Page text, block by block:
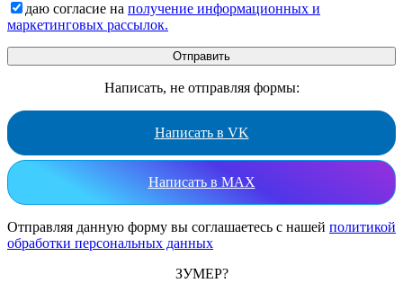
даю согласие на получение информационных и
маркетинговых рассылок.
Написать, не отправляя формы:
Написать в VK
Написать в MAX
Отправляя данную форму вы соглашаетесь с нашей политикой
обработки персональных данных
ЗУМЕР?